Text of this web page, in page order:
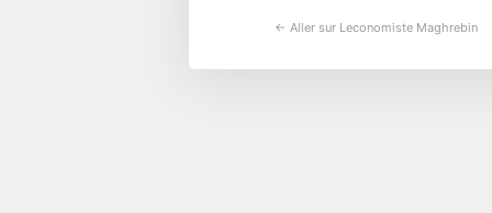
← Aller sur Leconomiste Maghrebin